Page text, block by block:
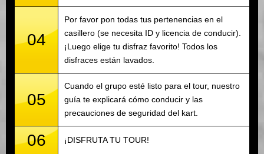
04
Por favor pon todas tus pertenencias en el
casillero (se necesita ID y licencia de conducir).
¡Luego elige tu disfraz favorito! Todos los
disfraces están lavados.
05
Cuando el grupo esté listo para el tour, nuestro
guía te explicará cómo conducir y las
precauciones de seguridad del kart.
06 ¡DISFRUTA TU TOUR!